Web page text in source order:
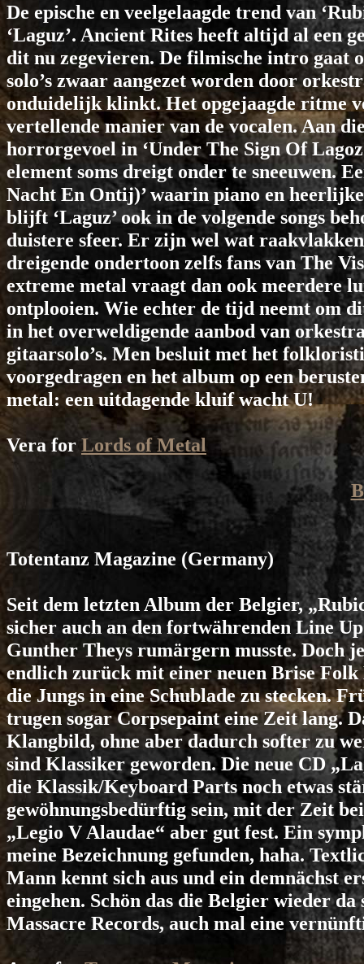
De epische en veelgelaagde trend van
‘Laguz’. Ancient Rites heeft altijd al een
dit nu zegevieren. De filmische intro gaat
solo’s zwaar aangezet worden door
onduidelijk klinkt. Het opgejaagde ritme
vertellende manier van de vocalen. Aan
horrorgevoel in ‘Under The Sign Of
element soms dreigt onder te sneeuwen.
Nacht En Ontij)’ waarin piano en
blijft ‘Laguz’ ook in de volgende songs
duistere sfeer. Er zijn wel wat
dreigende ondertoon zelfs fans van The
extreme metal vraagt dan ook meerdere
ontplooien. Wie echter de tijd neemt om
in het overweldigende aanbod van
gitaarsolo’s. Men besluit met het
voorgedragen en het album op een
metal: een uitdagende kluif wacht U!
Vera forLords of Metal
Totentanz Magazine (Germany)
Seit dem letzten Album der Belgier,
sicher auch an den fortwährenden Line
Gunther Theys rumärgern musste. Doch
endlich zurück mit einer neuen Brise
die Jungs in eine Schublade zu stecken.
trugen sogar Corpsepaint eine Zeit lang.
Klangbild, ohne aber dadurch softer zu
sind Klassiker geworden. Die neue CD
die Klassik/Keyboard Parts noch etwas
gewöhnungsbedürftig sein, mit der Zeit
„Legio V Alaudae“ aber gut fest. Ein
meine Bezeichnung gefunden, haha.
Mann kennt sich aus und ein demnächst
eingehen. Schön das die Belgier wieder
Massacre Records, auch mal eine